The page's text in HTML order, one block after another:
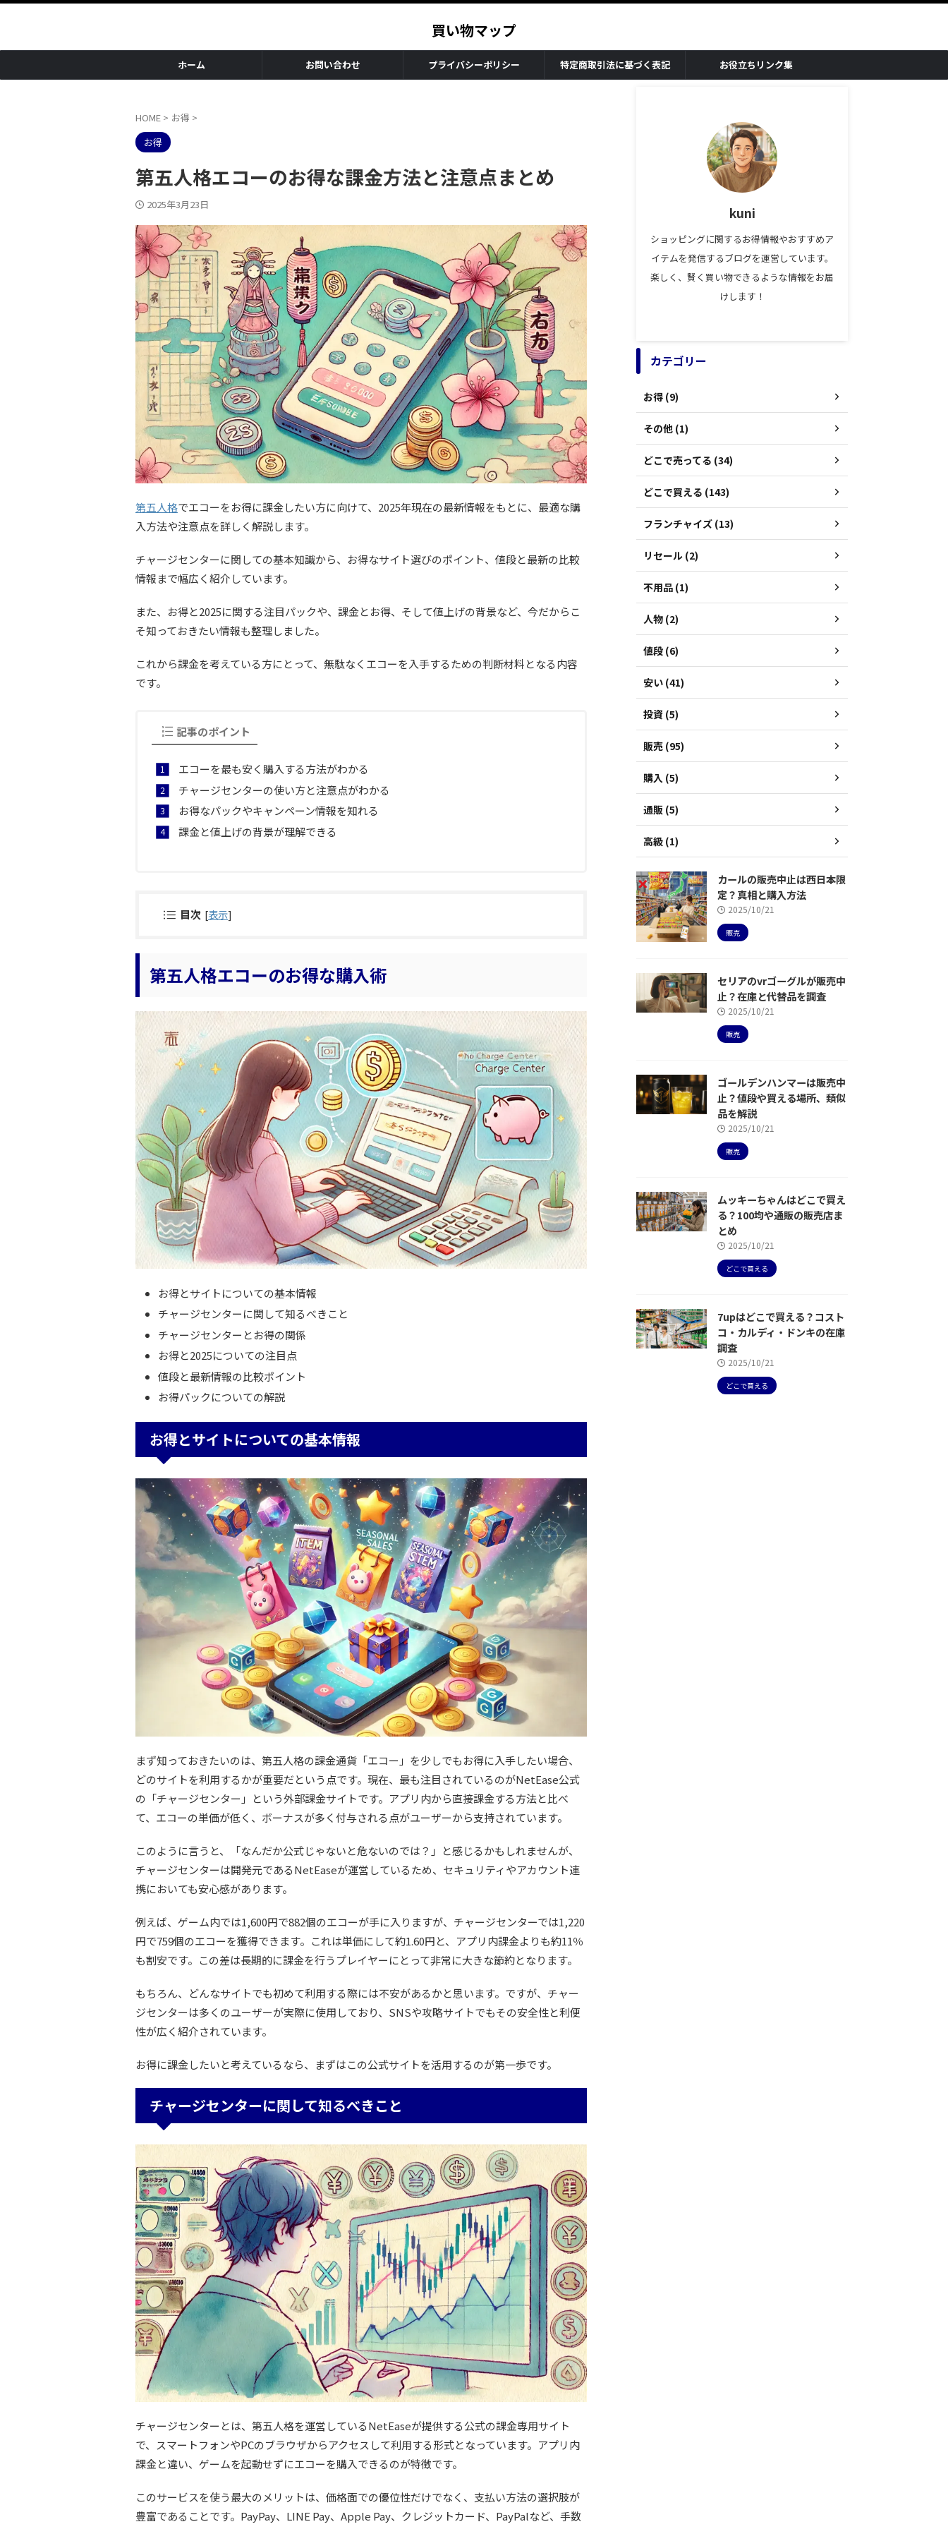
買い物マップ
ホーム お問い合わせ プライバシーポリシー 特定商取引法に基づく表記 お役立ちリンク集
HOME > お得 >
お得
第五人格エコーのお得な課金方法と注意点まとめ
2025年3月23日
第五人格でエコーをお得に課金したい方に向けて、2025年現在の最新情報をもとに、最適な購
入方法や注意点を詳しく解説します。
チャージセンターに関しての基本知識から、お得なサイト選びのポイント、値段と最新の比較
情報まで幅広く紹介しています。
また、お得と2025に関する注目パックや、課金とお得、そして値上げの背景など、今だからこ
そ知っておきたい情報も整理しました。
これから課金を考えている方にとって、無駄なくエコーを入手するための判断材料となる内容
です。
記事のポイント
エコーを最も安く購入する方法がわかる
チャージセンターの使い方と注意点がわかる
お得なパックやキャンペーン情報を知れる
課金と値上げの背景が理解できる
目次 [表示]
第五人格エコーのお得な購入術
お得とサイトについての基本情報
チャージセンターに関して知るべきこと
チャージセンターとお得の関係
お得と2025についての注目点
値段と最新情報の比較ポイント
お得パックについての解説
お得とサイトについての基本情報
まず知っておきたいのは、第五人格の課金通貨「エコー」を少しでもお得に入手したい場合、
どのサイトを利用するかが重要だという点です。現在、最も注目されているのがNetEase公式
の「チャージセンター」という外部課金サイトです。アプリ内から直接課金する方法と比べ
て、エコーの単価が低く、ボーナスが多く付与される点がユーザーから支持されています。
このように言うと、「なんだか公式じゃないと危ないのでは？」と感じるかもしれませんが、
チャージセンターは開発元であるNetEaseが運営しているため、セキュリティやアカウント連
携においても安心感があります。
例えば、ゲーム内では1,600円で882個のエコーが手に入りますが、チャージセンターでは1,220
円で759個のエコーを獲得できます。これは単価にして約1.60円と、アプリ内課金よりも約11％
も割安です。この差は長期的に課金を行うプレイヤーにとって非常に大きな節約となります。
もちろん、どんなサイトでも初めて利用する際には不安があるかと思います。ですが、チャー
ジセンターは多くのユーザーが実際に使用しており、SNSや攻略サイトでもその安全性と利便
性が広く紹介されています。
お得に課金したいと考えているなら、まずはこの公式サイトを活用するのが第一歩です。
チャージセンターに関して知るべきこと
チャージセンターとは、第五人格を運営しているNetEaseが提供する公式の課金専用サイト
で、スマートフォンやPCのブラウザからアクセスして利用する形式となっています。アプリ内
課金と違い、ゲームを起動せずにエコーを購入できるのが特徴です。
このサービスを使う最大のメリットは、価格面での優位性だけでなく、支払い方法の選択肢が
豊富であることです。PayPay、LINE Pay、Apple Pay、クレジットカード、PayPalなど、手数
kuni
ショッピングに関するお得情報やおすすめア
イテムを発信するブログを運営しています。
楽しく、賢く買い物できるような情報をお届
けします！
カテゴリー
お得 (9)
その他 (1)
どこで売ってる (34)
どこで買える (143)
フランチャイズ (13)
リセール (2)
不用品 (1)
人物 (2)
値段 (6)
安い (41)
投資 (5)
販売 (95)
購入 (5)
通販 (5)
高級 (1)
カールの販売中止は西日本限
定？真相と購入方法
2025/10/21
販売
セリアのvrゴーグルが販売中
止？在庫と代替品を調査
2025/10/21
販売
ゴールデンハンマーは販売中
止？値段や買える場所、類似
品を解説
2025/10/21
販売
ムッキーちゃんはどこで買え
る？100均や通販の販売店ま
とめ
2025/10/21
どこで買える
7upはどこで買える？コスト
コ・カルディ・ドンキの在庫
調査
2025/10/21
どこで買える